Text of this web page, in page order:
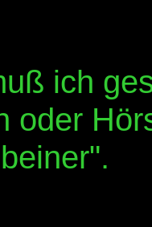
ich
oder